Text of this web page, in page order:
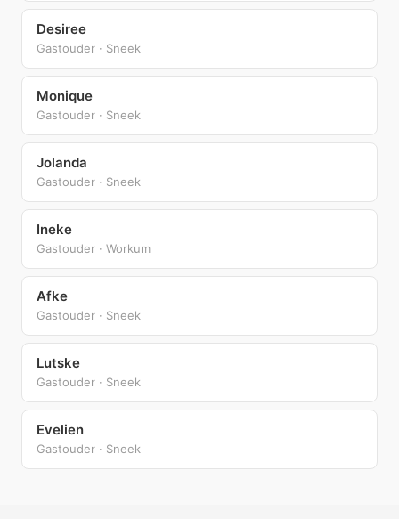
Desiree
Gastouder · Sneek
Monique
Gastouder · Sneek
Jolanda
Gastouder · Sneek
Ineke
Gastouder · Workum
Afke
Gastouder · Sneek
Lutske
Gastouder · Sneek
Evelien
Gastouder · Sneek